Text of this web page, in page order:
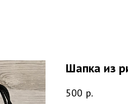
Шапка из
500 р.